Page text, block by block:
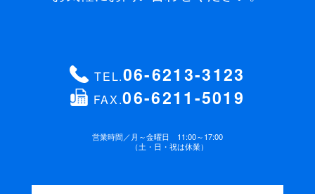
TEL.06-6213-3123
FAX.06-6211-5019
営業時間／月～金曜日 11:00～17:00
（土・日・祝は休業）